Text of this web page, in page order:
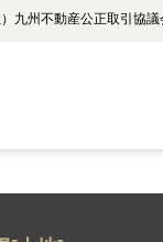
九州不動産公正取引協